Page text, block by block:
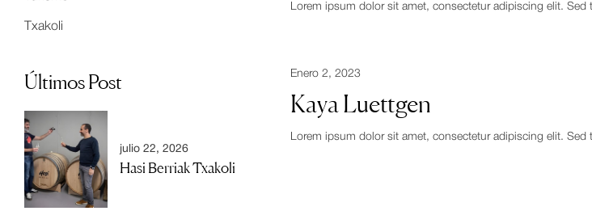
Txakoli
Últimos Post
julio 22, 2026
Hasi Berriak Txakoli
Lorem ipsum dolor sit amet, consectetur adipiscing elit.
Enero 2, 2023
Kaya Luettgen
Lorem ipsum dolor sit amet, consectetur adipiscing elit.